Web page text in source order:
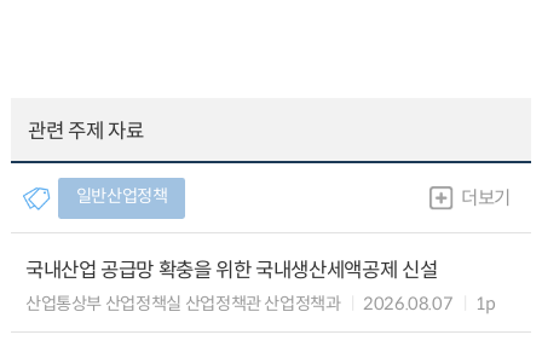
관련 주제 자료
일반산업정책 더보기
국내산업 공급망 확충을 위한 국내생산세액공제 신설
산업통상부 산업정책실 산업정책관 산업정책과 2026.08.07 1p